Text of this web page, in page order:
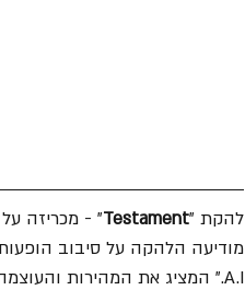
להקת "Testament
A.I." המציג את המהירות והעוצמה המתופף החדש שלהם כריס דובאס.